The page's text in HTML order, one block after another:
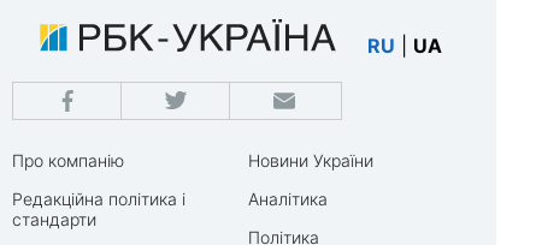
RU UA
Про компанію
Редакційна політика і
стандарти
Новини України
Аналітика
Політика